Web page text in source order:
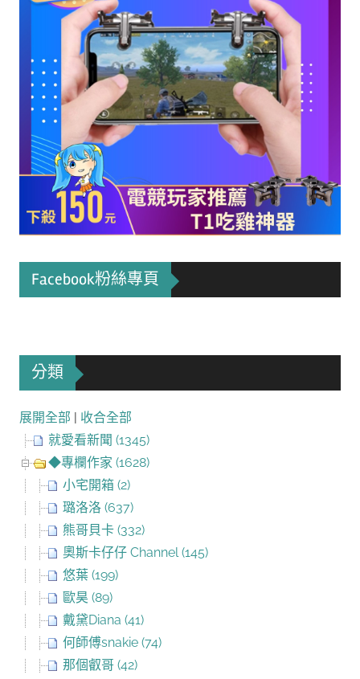
Facebook粉絲專頁
分類
展開全部
收合全部
就愛看新聞 (1345)
◆專欄作家 (1628)
小宅開箱 (2)
璐洛洛 (637)
熊哥貝卡 (332)
奧斯卡仔仔 Channel (145)
悠葉 (199)
歐昊 (89)
戴黛Diana (41)
何師傅snakie (74)
那個叡哥 (42)